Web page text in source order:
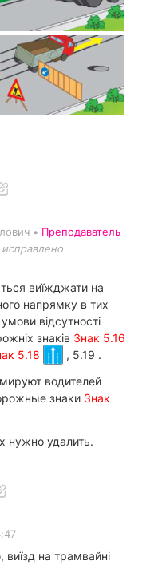
• Преподаватель
исправлено
виїжджати на
напрямку в тих
відсутності
знаків Знак 5.16
5.18
, 5.19 .
водителей
знаки Знак
нужно удалить.
виїзд на трамвайні